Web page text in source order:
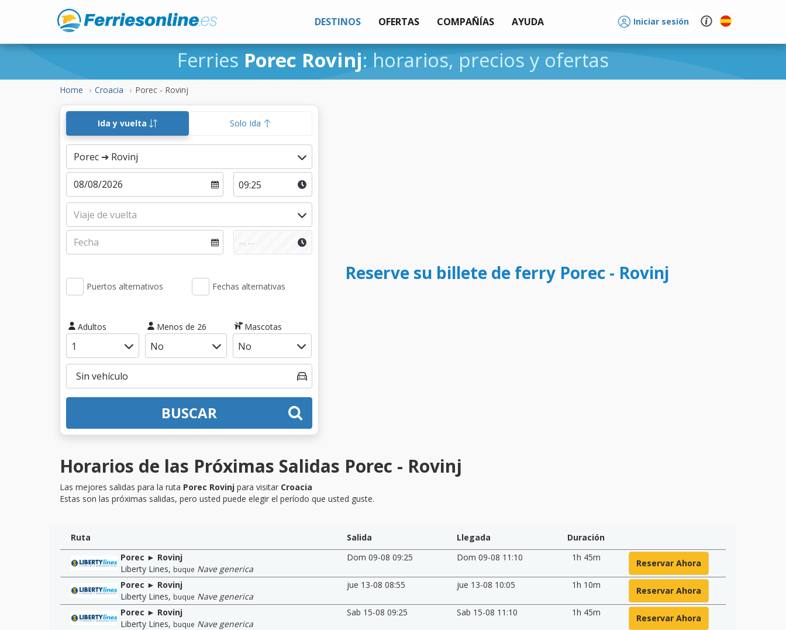
DESTINOS OFERTAS COMPAÑÍAS AYUDA Iniciar sesión
Ferries Porec Rovinj: horarios, precios y ofertas
Home Croacia Porec - Rovinj
Ida y vuelta Solo Ida
Puertos alternativos Fechas alternativas
Adultos Menos de 26 Mascotas
BUSCAR
Reserve su billete de ferry Porec - Rovinj
Horarios de las Próximas Salidas Porec - Rovinj
Las mejores salidas para la ruta Porec Rovinj para visitar Croacia
Estas son las próximas salidas, pero usted puede elegir el período que usted guste.
Ruta Salida Llegada
Duración
Porec ► Rovinj
Liberty Lines, buque Nave generica
Dom 09-08 09:25 Dom 09-08 11:10 1h 45m
Reservar Ahora
Porec ► Rovinj
Liberty Lines, buque Nave generica
jue 13-08 08:55 jue 13-08 10:05 1h 10m
Reservar Ahora
Porec ► Rovinj
Liberty Lines, buque Nave generica
Sab 15-08 09:25 Sab 15-08 11:10 1h 45m
Reservar Ahora